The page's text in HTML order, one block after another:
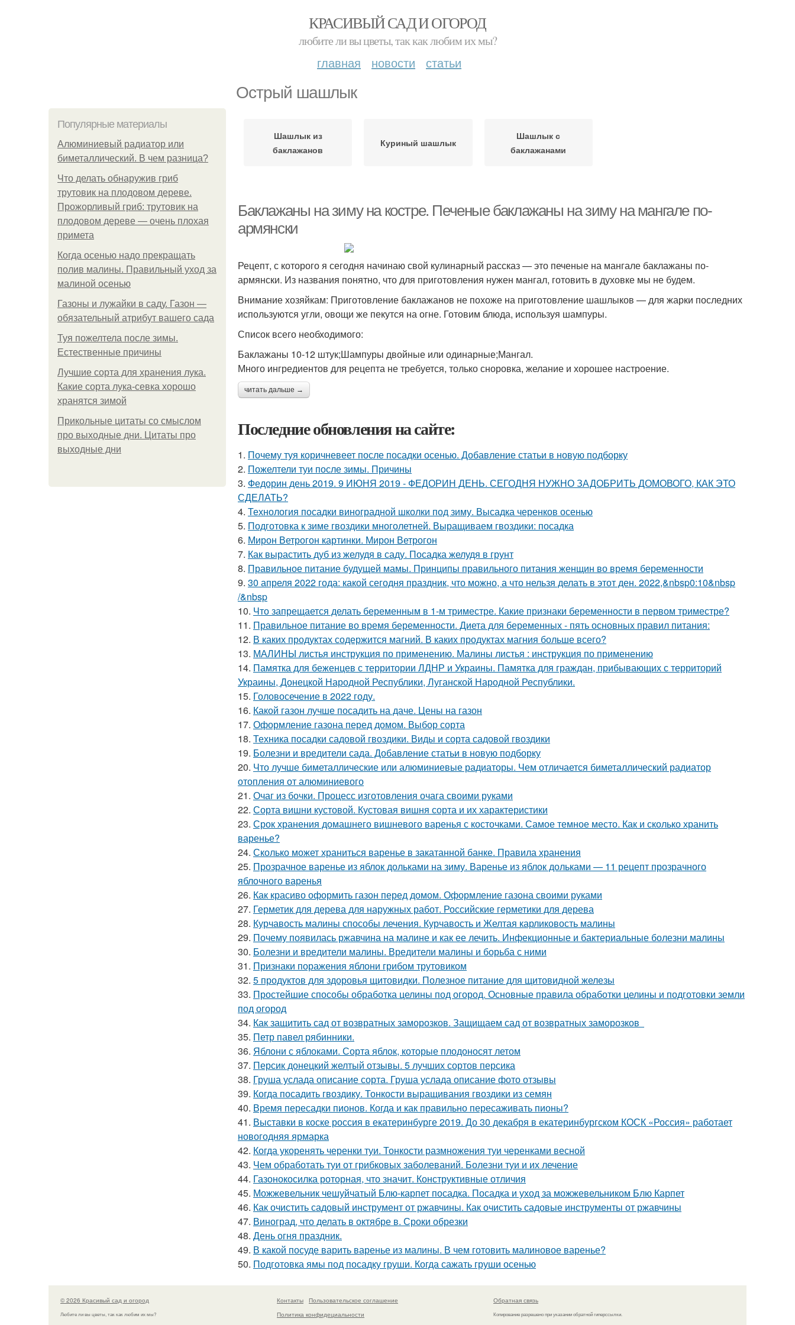
КРАСИВЫЙ САД И ОГОРОД
любите ли вы цветы, так как любим их мы?
главная новости статьи
Острый шашлык
Популярные материалы
Алюминиевый радиатор или
биметаллический. В чем разница?
Что делать обнаружив гриб
трутовик на плодовом дереве.
Прожорливый гриб: трутовик на
плодовом дереве — очень плохая
примета
Когда осенью надо прекращать
полив малины. Правильный уход за
малиной осенью
Газоны и лужайки в саду. Газон —
обязательный атрибут вашего сада
Туя пожелтела после зимы.
Естественные причины
Лучшие сорта для хранения лука.
Какие сорта лука-севка хорошо
хранятся зимой
Прикольные цитаты со смыслом
про выходные дни. Цитаты про
выходные дни
Шашлык из
баклажанов
Куриный шашлык
Шашлык с
баклажанами
Баклажаны на зиму на костре. Печеные баклажаны на зиму на мангале по-
армянски
Рецепт, с которого я сегодня начинаю свой кулинарный рассказ — это печеные на мангале баклажаны по-
армянски. Из названия понятно, что для приготовления нужен мангал, готовить в духовке мы не будем.
Внимание хозяйкам: Приготовление баклажанов не похоже на приготовление шашлыков — для жарки последних
используются угли, овощи же пекутся на огне. Готовим блюда, используя шампуры.
Список всего необходимого:
Баклажаны 10-12 штук;Шампуры двойные или одинарные;Мангал.
Много ингредиентов для рецепта не требуется, только сноровка, желание и хорошее настроение.
читать дальше →
Последние обновления на сайте:
1. Почему туя коричневеет после посадки осенью. Добавление статьи в новую подборку
2. Пожелтели туи после зимы. Причины
3. Федорин день 2019. 9 ИЮНЯ 2019 - ФЕДОРИН ДЕНЬ. СЕГОДНЯ НУЖНО ЗАДОБРИТЬ ДОМОВОГО, КАК ЭТО
СДЕЛАТЬ?
4. Технология посадки виноградной школки под зиму. Высадка черенков осенью
5. Подготовка к зиме гвоздики многолетней. Выращиваем гвоздики: посадка
6. Мирон Ветрогон картинки. Мирон Ветрогон
7. Как вырастить дуб из желудя в саду. Посадка желудя в грунт
8. Правильное питание будущей мамы. Принципы правильного питания женщин во время беременности
9. 30 апреля 2022 года: какой сегодня праздник, что можно, а что нельзя делать в этот ден. 2022,&nbsp0:10&nbsp
/&nbsp
10. Что запрещается делать беременным в 1-м триместре. Какие признаки беременности в первом триместре?
11. Правильное питание во время беременности. Диета для беременных - пять основных правил питания:
12. В каких продуктах содержится магний. В каких продуктах магния больше всего?
13. МАЛИНЫ листья инструкция по применению. Малины листья : инструкция по применению
14. Памятка для беженцев с территории ЛДНР и Украины. Памятка для граждан, прибывающих с территорий
Украины, Донецкой Народной Республики, Луганской Народной Республики.
15. Головосечение в 2022 году.
16. Какой газон лучше посадить на даче. Цены на газон
17. Оформление газона перед домом. Выбор сорта
18. Техника посадки садовой гвоздики. Виды и сорта садовой гвоздики
19. Болезни и вредители сада. Добавление статьи в новую подборку
20. Что лучше биметаллические или алюминиевые радиаторы. Чем отличается биметаллический радиатор
отопления от алюминиевого
21. Очаг из бочки. Процесс изготовления очага своими руками
22. Сорта вишни кустовой. Кустовая вишня сорта и их характеристики
23. Срок хранения домашнего вишневого варенья с косточками. Самое темное место. Как и сколько хранить
варенье?
24. Сколько может храниться варенье в закатанной банке. Правила хранения
25. Прозрачное варенье из яблок дольками на зиму. Варенье из яблок дольками — 11 рецепт прозрачного
яблочного варенья
26. Как красиво оформить газон перед домом. Оформление газона своими руками
27. Герметик для дерева для наружных работ. Российские герметики для дерева
28. Курчавость малины способы лечения. Курчавость и Желтая карликовость малины
29. Почему появилась ржавчина на малине и как ее лечить. Инфекционные и бактериальные болезни малины
30. Болезни и вредители малины. Вредители малины и борьба с ними
31. Признаки поражения яблони грибом трутовиком
32. 5 продуктов для здоровья щитовидки. Полезное питание для щитовидной железы
33. Простейшие способы обработка целины под огород. Основные правила обработки целины и подготовки земли
под огород
34. Как защитить сад от возвратных заморозков. Защищаем сад от возвратных заморозков
35. Петр павел рябинники.
36. Яблони с яблоками. Сорта яблок, которые плодоносят летом
37. Персик донецкий желтый отзывы. 5 лучших сортов персика
38. Груша услада описание сорта. Груша услада описание фото отзывы
39. Когда посадить гвоздику. Тонкости выращивания гвоздики из семян
40. Время пересадки пионов. Когда и как правильно пересаживать пионы?
41. Выставки в коске россия в екатеринбурге 2019. До 30 декабря в екатеринбургском КОСК «Россия» работает
новогодняя ярмарка
42. Когда укоренять черенки туи. Тонкости размножения туи черенками весной
43. Чем обработать туи от грибковых заболеваний. Болезни туи и их лечение
44. Газонокосилка роторная, что значит. Конструктивные отличия
45. Можжевельник чешуйчатый Блю-карпет посадка. Посадка и уход за можжевельником Блю Карпет
46. Как очистить садовый инструмент от ржавчины. Как очистить садовые инструменты от ржавчины
47. Виноград, что делать в октябре в. Сроки обрезки
48. День огня праздник.
49. В какой посуде варить варенье из малины. В чем готовить малиновое варенье?
50. Подготовка ямы под посадку груши. Когда сажать груши осенью
© 2026 Красивый сад и огород
Любите ли вы цветы, так как любим их мы?
Контакты
Пользовательское соглашение
Политика конфидециальности
Обратная связь
Копирование разрешено при указании обратной гиперссылки.